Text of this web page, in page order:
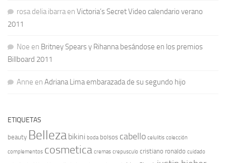
rosa delia ibarraen Victoria’s Secret Video calendario verano
2011
Noe en Britney Spears y Rihanna besándose en los premios
Billboard 2011
Anne en Adriana Lima embarazada de su segundo hijo
ETIQUETAS
beauty Belleza bikini boda bolsos cabello celulitis colección
complementos cosmetica cremas crepusculo cristiano ronaldo cuidado